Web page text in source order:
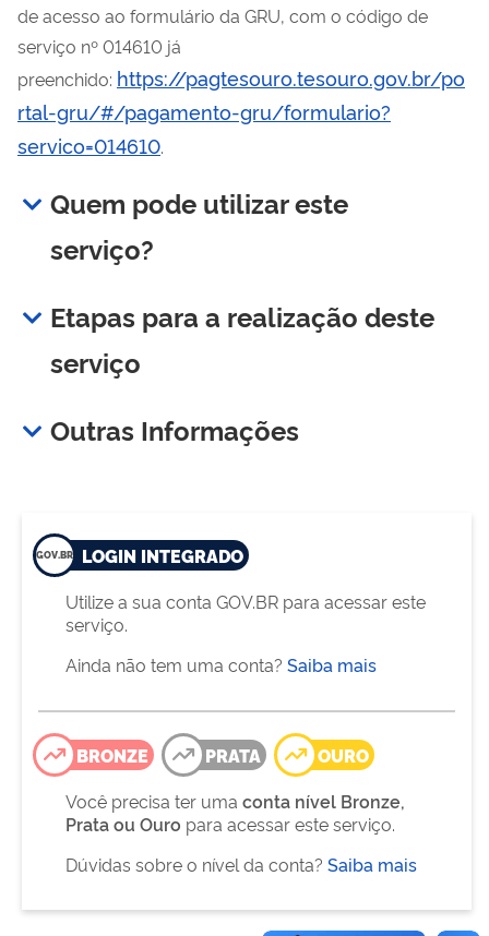
de acesso ao formulário da GRU, com o código de
serviço nº 014610 já
preenchido: https://pagtesouro.tesouro.gov.br/po
rtal-gru/#/pagamento-gru/formulario?
servico=014610.
Quem pode utilizar este
serviço?
Etapas para a realização deste
serviço
Outras Informações
LOGIN INTEGRADO
Utilize a sua conta GOV.BR para acessar este
serviço.
Ainda não tem uma conta? Saiba mais
BRONZE PRATA
OURO
Você precisa ter uma conta nível Bronze,
Prata ou Ouro para acessar este serviço.
Dúvidas sobre o nível da conta? Saiba mais